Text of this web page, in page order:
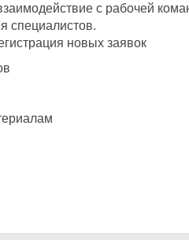
с рабочей
специалистов.
новых заявок